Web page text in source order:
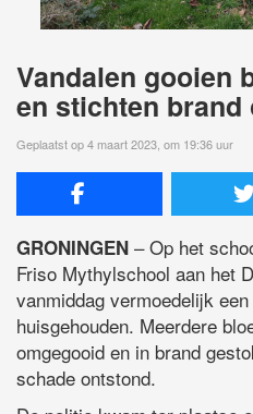
Vandalen gooien
en stichten
Geplaatst op 4 maart 2023, om 19:36 uur
GRONINGEN – Op het
Friso Mythylschool aan het
vanmiddag vermoedelijk
huisgehouden. Meerdere
omgegooid en in brand
schade ontstond.